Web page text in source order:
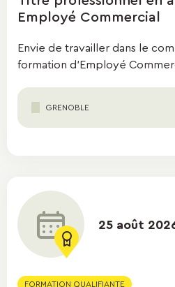
Employé Commercial
Envie de travailler dans le
formation d'Employé
GRENOBLE
25 août
FORMATION QUALIFIANTE